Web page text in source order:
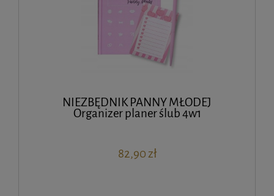
NIEZBĘDNIK PANNY MŁODEJ
Organizer planer ślub 4w1
82,90 zł